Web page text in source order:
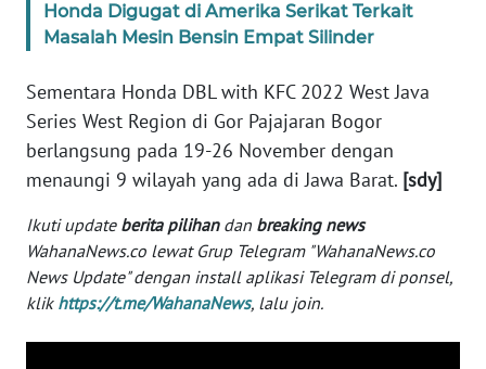
Honda Digugat di Amerika Serikat Terkait
Masalah Mesin Bensin Empat Silinder
Sementara Honda DBL with KFC 2022 West Java
Series West Region di Gor Pajajaran Bogor
berlangsung pada 19-26 November dengan
menaungi 9 wilayah yang ada di Jawa Barat. [sdy]
Ikuti update berita pilihandan breaking news
WahanaNews.co lewat Grup Telegram "WahanaNews.co
News Update" dengan install aplikasi Telegram di ponsel,
klik https://t.me/WahanaNews, lalu join.
SUMBAR
SUMSEL
WN
BENGKULU
WN
LAMPUNG
WN
JATENG